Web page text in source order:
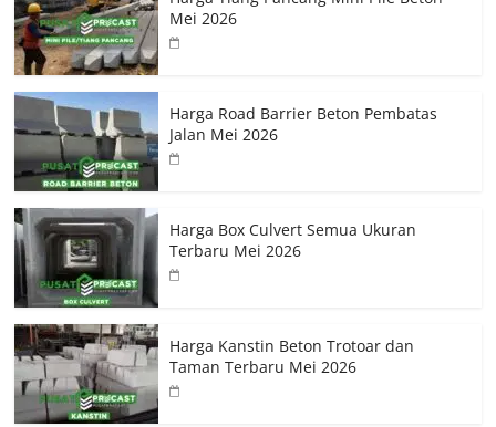
Mei 2026
Harga Road Barrier Beton Pembatas
Jalan Mei 2026
Harga Box Culvert Semua Ukuran
Terbaru Mei 2026
Harga Kanstin Beton Trotoar dan
Taman Terbaru Mei 2026